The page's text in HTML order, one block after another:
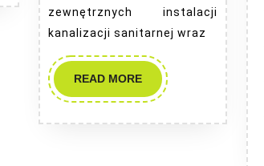
zewnętrznych instalacji
kanalizacji sanitarnej wraz
READ MOREREAD
MORE